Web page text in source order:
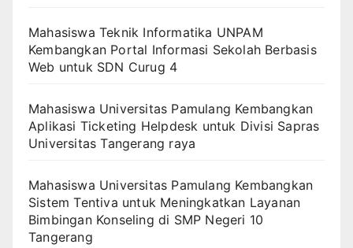
Mahasiswa Teknik Informatika UNPAM
Kembangkan Portal Informasi Sekolah Berbasis
Web untuk SDN Curug 4
Mahasiswa Universitas Pamulang Kembangkan
Aplikasi Ticketing Helpdesk untuk Divisi Sapras
Universitas Tangerang raya
Mahasiswa Universitas Pamulang Kembangkan
Sistem Tentiva untuk Meningkatkan Layanan
Bimbingan Konseling di SMP Negeri 10
Tangerang